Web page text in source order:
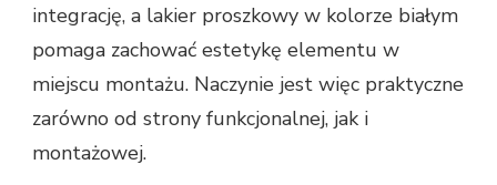
integrację, a lakier proszkowy w kolorze białym
pomaga zachować estetykę elementu w
miejscu montażu. Naczynie jest więc praktyczne
zarówno od strony funkcjonalnej, jak i
montażowej.